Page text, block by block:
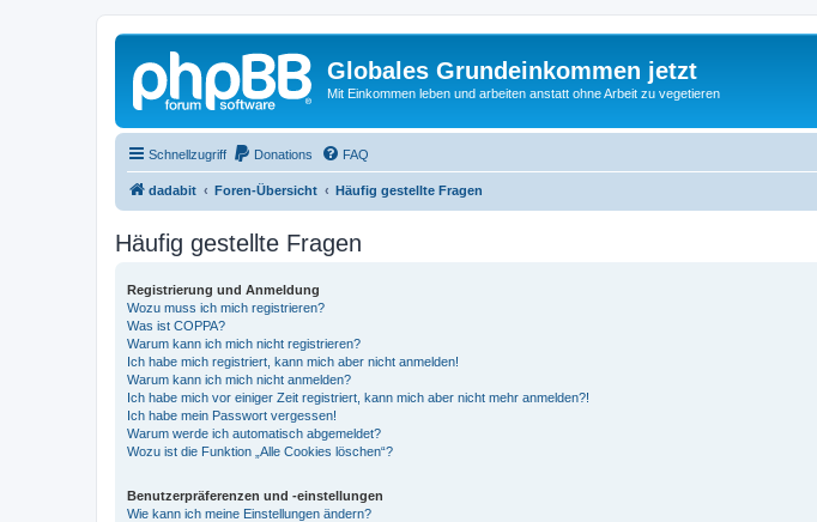
Globales Grundeinkommen jetzt
Mit Einkommen leben und arbeiten anstatt ohne Arbeit zu vegetieren
Schnellzugriff Donations FAQ
dadabit Foren-Übersicht Häufig gestellte Fragen
Häufig gestellte Fragen
Registrierung und Anmeldung
Wozu muss ich mich registrieren?
Was ist COPPA?
Warum kann ich mich nicht registrieren?
Ich habe mich registriert, kann mich aber nicht anmelden!
Warum kann ich mich nicht anmelden?
Ich habe mich vor einiger Zeit registriert, kann mich aber nicht mehr anmelden?!
Ich habe mein Passwort vergessen!
Warum werde ich automatisch abgemeldet?
Wozu ist die Funktion „Alle Cookies löschen“?
Benutzerpräferenzen und -einstellungen
Wie kann ich meine Einstellungen ändern?